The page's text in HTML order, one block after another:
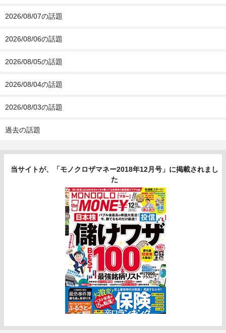
2026/08/07の話題
2026/08/06の話題
2026/08/05の話題
2026/08/04の話題
2026/08/03の話題
過去の話題
当サイトが、「モノクロザマネー2018年12月号」に掲載されまし
た